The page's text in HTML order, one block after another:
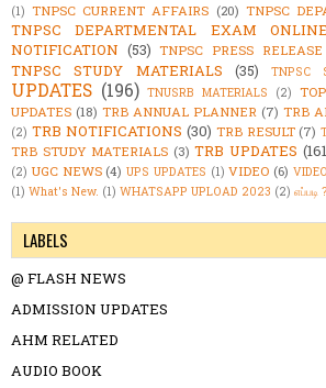
(1) TNPSC CURRENT AFFAIRS (20) TNPSC
TNPSC DEPARTMENTAL EXAM
NOTIFICATION (53) TNPSC PRESS RELEASE
TNPSC STUDY MATERIALS (35) TNPSC
UPDATES (196) TNUSRB MATERIALS (2)
UPDATES (18) TRB ANNUAL PLANNER (7) TRB
(2) TRB NOTIFICATIONS (30) TRB RESULT (7)
TRB STUDY MATERIALS (3) TRB UPDATES
(2) UGC NEWS (4) UPS UPDATES (1) VIDEO (6)
(1) What's New. (1) WHATSAPP UPLOAD 2023 (2) எப்படி ?
LABELS
@ FLASH NEWS
ADMISSION UPDATES
AHM RELATED
AUDIO BOOK